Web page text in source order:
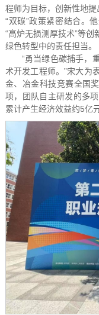
程师为目标，创新性地提
“双碳”政策紧密结合。
“高炉无损测厚技术”等
绿色转型中的责任担当。
“勇当绿色碳捕手，
术开发工程师。”宋大为
金、冶金科技竞赛全国
项，团队自主研发的多
累计产生经济效益约5亿元